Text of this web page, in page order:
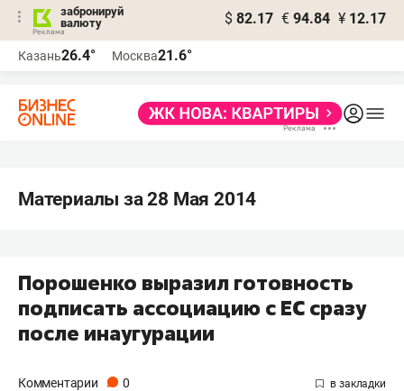
забронируй
валюту
$ 82.17 € 94.84 ¥ 12.17
Казань26.4° Москва21.6°
Материалы за 28 Мая 2014
Порошенко выразил готовность
подписать ассоциацию с ЕС сразу
после инаугурации
Комментарии 0